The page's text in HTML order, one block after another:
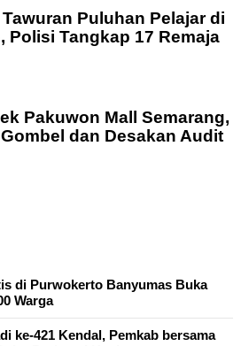
Puluhan Pelajar di
Polisi Tangkap 17 Remaja
Pakuwon Mall Semarang,
dan Desakan Audit
di Purwokerto Banyumas Buka
Warga
ke-421 Kendal, Pemkab bersama